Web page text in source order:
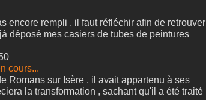
encore rempli , il faut réfléchir afin de retrouver
déposé mes casiers de tubes de peintures
cours...
Romans sur Isère , il avait appartenu à ses
la transformation , sachant qu'il a été traité